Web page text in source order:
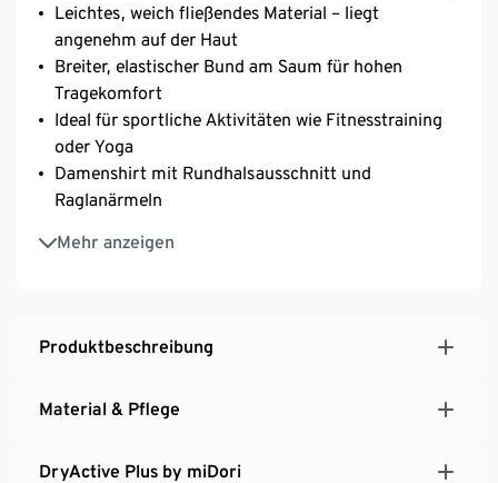
Leichtes, weich fließendes Material – liegt
angenehm auf der Haut
Breiter, elastischer Bund am Saum für hohen
Tragekomfort
Ideal für sportliche Aktivitäten wie Fitnesstraining
oder Yoga
Damenshirt mit Rundhalsausschnitt und
Raglanärmeln
Mehr anzeigen
Mit Elasthan: formbeständig, perfekter Sitz bei
voller Bewegungsfreiheit
Produktbeschreibung
Material & Pflege
DryActive Plus by miDori